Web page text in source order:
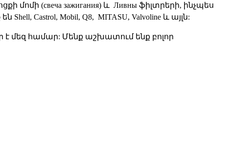
մոմի (свеча зажигания) և Ливны ֆիլտրերի, ինչպես
են Shell, Castrol, Mobil, Q8, MITASU, Valvoline և այլն:
է մեզ համար: Մենք աշխատում ենք բոլոր